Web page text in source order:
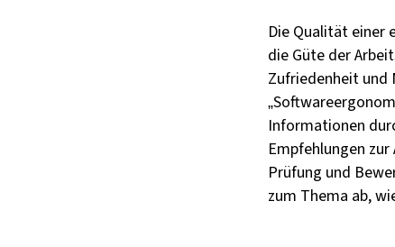
Die Qualität einer
die Güte der
Zufriedenheit und
Informationen
Empfehlungen
Prüfung und
zum Thema ab,